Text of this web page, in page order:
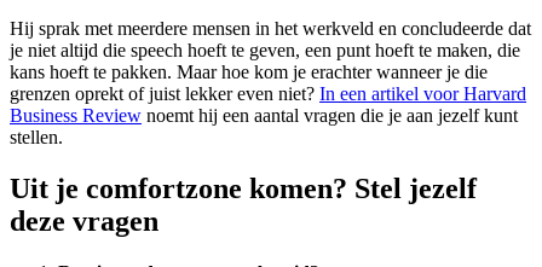
Hij sprak met meerdere mensen in het werkveld en concludeerde dat
je niet altijd die speech hoeft te geven, een punt hoeft te maken, die
kans hoeft te pakken. Maar hoe kom je erachter wanneer je die
grenzen oprekt of juist lekker even niet? In een artikel voor Harvard
Business Review noemt hij een aantal vragen die je aan jezelf kunt
stellen.
Uit je comfortzone komen? Stel jezelf
deze vragen